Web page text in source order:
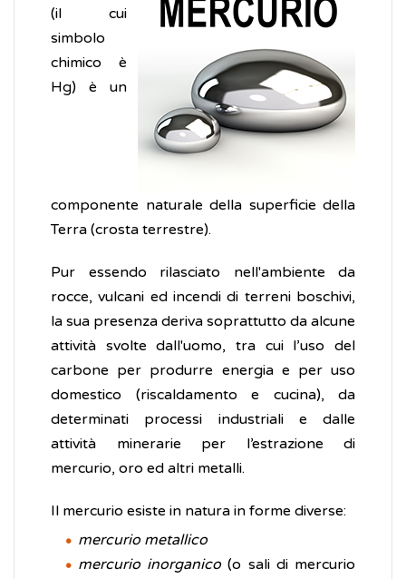
(il cui
simbolo
chimico è
Hg) è un
componente naturale della superficie della
Terra (crosta terrestre).
Pur essendo rilasciato nell'ambiente da
rocce, vulcani ed incendi di terreni boschivi,
la sua presenza deriva soprattutto da alcune
attività svolte dall'uomo, tra cui l’uso del
carbone per produrre energia e per uso
domestico (riscaldamento e cucina), da
determinati processi industriali e dalle
attività minerarie per l’estrazione di
mercurio, oro ed altri metalli.
Il mercurio esiste in natura in forme diverse:
mercurio metallico
mercurio inorganico(o sali di mercurio